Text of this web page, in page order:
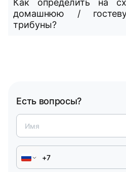
экспедицию в самое сердце
только положительные эмоции!
Как определить на
домашнюю /
трибуны?
Есть вопросы?